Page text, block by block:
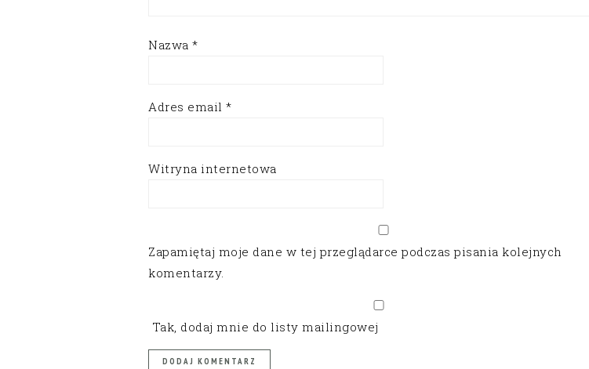
Nazwa *
Adres email *
Witryna internetowa
Zapamiętaj moje dane w tej przeglądarce podczas pisania kolejnych
komentarzy.
Tak, dodaj mnie do listy mailingowej